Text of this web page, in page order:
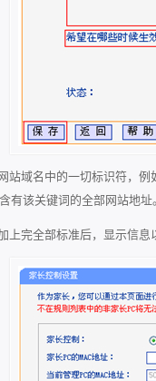
站域名中的一切标识符，例
有该关键词的全部网站地址
上完全部标准后，显示信息